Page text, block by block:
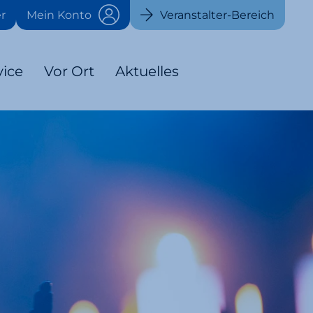
Mein Konto Veranstalter-Bereich
Vor Ort Aktuelles